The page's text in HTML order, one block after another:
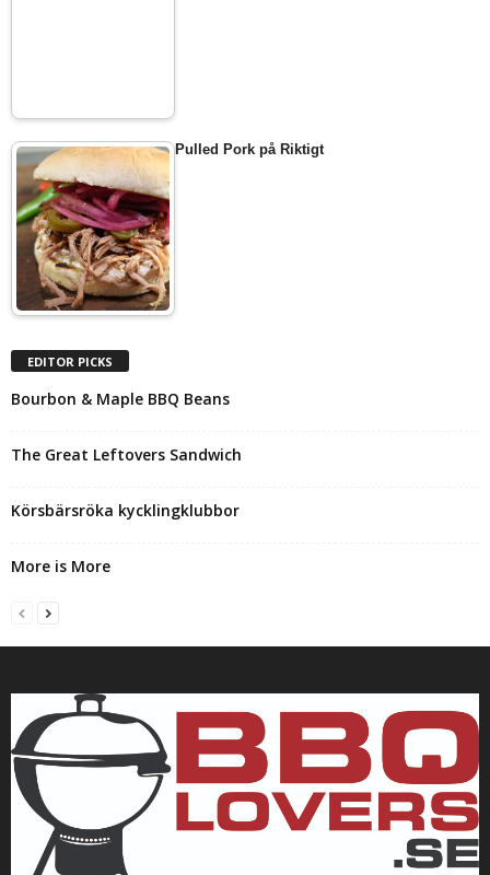
Pulled Pork på Riktigt
EDITOR PICKS
Bourbon & Maple BBQ Beans
The Great Leftovers Sandwich
Körsbärsröka kycklingklubbor
More is More